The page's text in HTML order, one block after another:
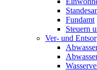
Fundamt
Steuern
Ver- und